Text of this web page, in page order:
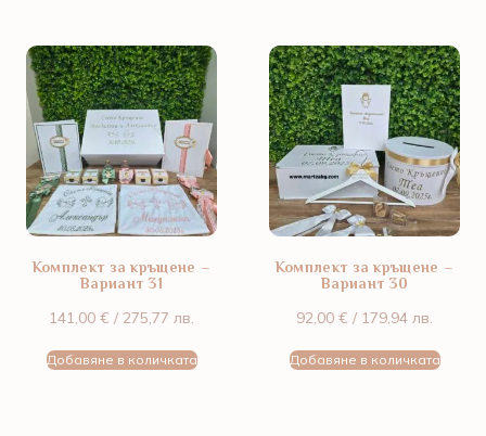
Комплект за кръщене –
Вариант 31
141,00 € / 275,77 лв.
Добавяне в количката
Комплект за кръщене –
Вариант 30
92,00 € / 179,94 лв.
Добавяне в количката